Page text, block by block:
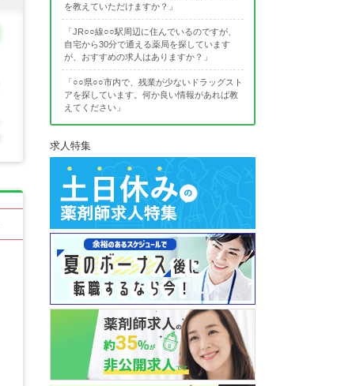
を教えていただけますか？」
「JR○○線○○駅周辺に住んでいるのですが、
自宅から30分で通える薬局を探しています
が、おすすめの求人はありますか？」
「○○県○○市内で、残業が少ないドラッグスト
アを探しています。何か良い情報があれば教
えてください」
求人特集